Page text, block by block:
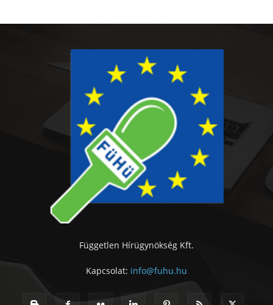
Független Hírügynökség Kft.
Kapcsolat: info@fuhu.hu